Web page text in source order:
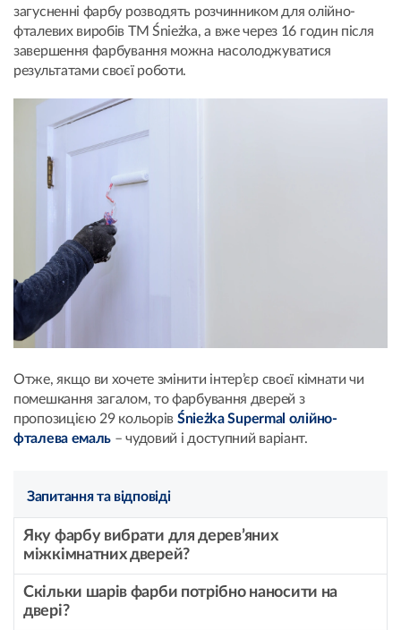
загусненні фарбу розводять розчинником для олійно-
фталевих виробів TM Śnieżka, а вже через 16 годин після
завершення фарбування можна насолоджуватися
результатами своєї роботи.
Отже, якщо ви хочете змінити інтер’єр своєї кімнати чи
помешкання загалом, то фарбування дверей з
пропозицією 29 кольорів Śnieżka Supermal олійно-
фталева емаль – чудовий і доступний варіант.
Запитання та відповіді
Яку фарбу вибрати для дерев’яних
міжкімнатних дверей?
Скільки шарів фарби потрібно наносити на
двері?